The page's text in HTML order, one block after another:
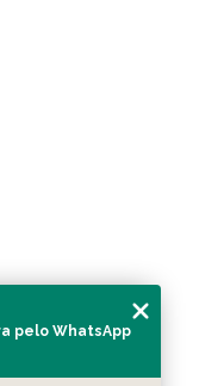
pelo WhatsApp